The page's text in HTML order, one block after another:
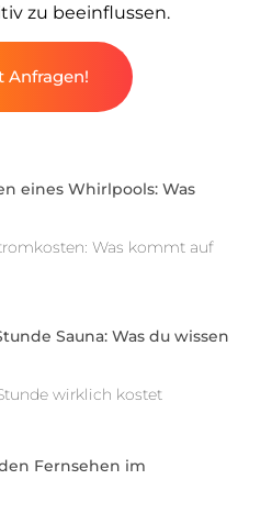
zu beeinflussen.
Anfragen!
eines Whirlpools: Was
Was kommt auf
Sauna: Was du wissen
wirklich kostet
Fernsehen im